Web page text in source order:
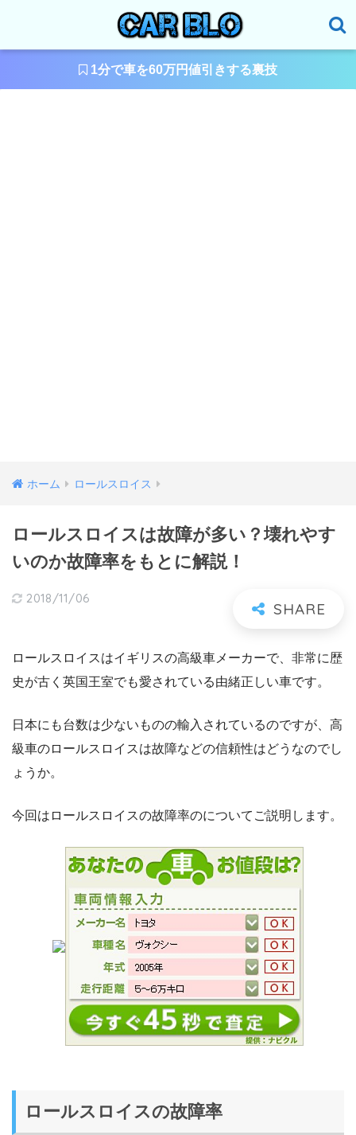
1分で車を60万円値引きする裏技
ホーム ロールスロイス
ロールスロイスは故障が多い？壊れやす
いのか故障率をもとに解説！
2018/11/06
ロールスロイスはイギリスの高級車メーカーで、非常に歴
史が古く英国王室でも愛されている由緒正しい車です。
日本にも台数は少ないものの輸入されているのですが、高
級車のロールスロイスは故障などの信頼性はどうなのでし
ょうか。
今回はロールスロイスの故障率のについてご説明します。
ロールスロイスの故障率